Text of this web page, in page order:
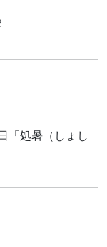
処暑（しょし